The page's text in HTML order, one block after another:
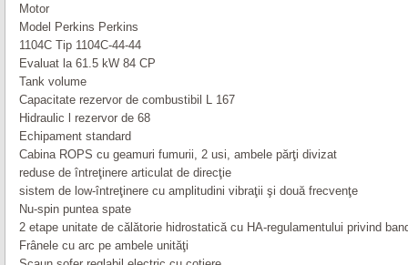
Motor
Model Perkins Perkins
1104C Tip 1104C-44-44
Evaluat la 61.5 kW 84 CP
Tank volume
Capacitate rezervor de combustibil L 167
Hidraulic l rezervor de 68
Echipament standard
Cabina ROPS cu geamuri fumurii, 2 usi, ambele părţi divizat
reduse de întreţinere articulat de direcţie
sistem de low-întreţinere cu amplitudini vibraţii şi două frecvenţe
Nu-spin puntea spate
2 etape unitate de călătorie hidrostatică cu HA-regulamentului privind
Frânele cu arc pe ambele unităţi